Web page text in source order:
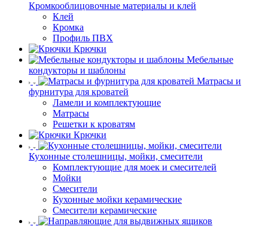
Кромкооблицовочные материалы и клей
Клей
Кромка
Профиль ПВХ
Крючки
Мебельные
кондукторы и шаблоны
Матрасы и
фурнитура для кроватей
Ламели и комплектующие
Матрасы
Решетки к кроватям
Крючки
Кухонные столешницы, мойки, смесители
Комплектующие для моек и смесителей
Мойки
Смесители
Кухонные мойки керамические
Смесители керамические